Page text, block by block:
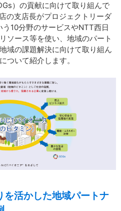
）の貢献に向けて取り組んで
の支店長がプロジェクトリーダ
10分野のサービスやNTT西日
ソース等を使い、地域のパート
域の課題解決に向けて取り組ん
ついて紹介します。
を活かした地域パートナ